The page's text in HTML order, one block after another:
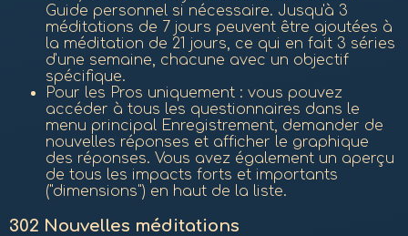
Guide personnel si nécessaire. Jusqu'à 3
méditations de 7 jours peuvent être ajoutées à
la méditation de 21 jours, ce qui en fait 3 séries
d'une semaine, chacune avec un objectif
spécifique.
Pour les Pros uniquement : vous pouvez
accéder à tous les questionnaires dans le
menu principal Enregistrement, demander de
nouvelles réponses et afficher le graphique
des réponses. Vous avez également un aperçu
de tous les impacts forts et importants
("dimensions") en haut de la liste.
302 Nouvelles méditations